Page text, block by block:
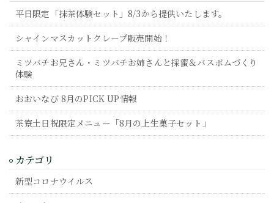
平日限定「抹茶体験セット」8/3から提供いたします。
シャインマスカットクレープ販売開始！
ミツバチお兄さん・ミツバチお姉さんと採蜜＆バスボムづくり
体験
おおいなび 8月のPICK UP情報
茶寮土日祝限定メニュー「8月の上生菓子セット」
カテゴリ
新型コロナウイルス